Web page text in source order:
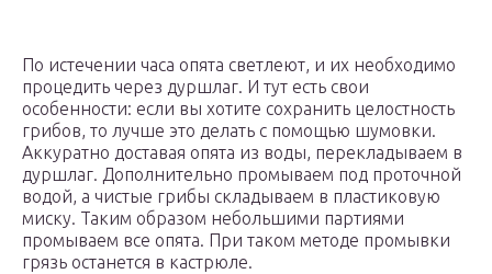
По истечении часа опята светлеют, и их необходимо
процедить через дуршлаг. И тут есть свои
особенности: если вы хотите сохранить целостность
грибов, то лучше это делать с помощью шумовки.
Аккуратно доставая опята из воды, перекладываем в
дуршлаг. Дополнительно промываем под проточной
водой, а чистые грибы складываем в пластиковую
миску. Таким образом небольшими партиями
промываем все опята. При таком методе промывки
грязь останется в кастрюле.